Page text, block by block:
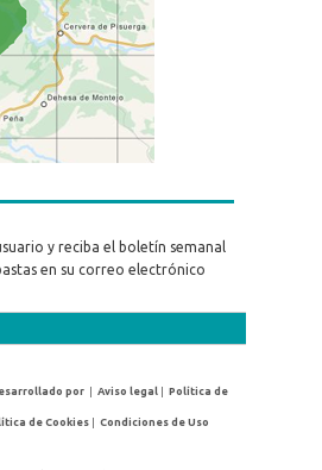
y reciba el boletín semanal
en su correo electrónico
por |Aviso legal |Política de
de Cookies |Condiciones de Uso